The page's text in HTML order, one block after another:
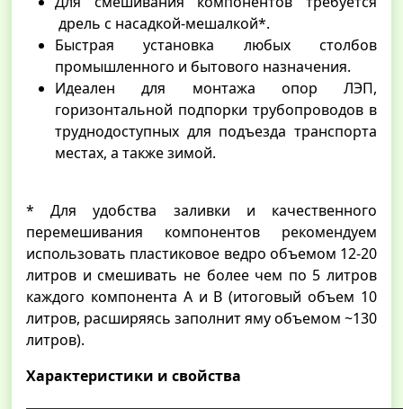
дрель с насадкой-мешалкой*.
Быстрая установка любых столбов
промышленного и бытового назначения.
Идеален для монтажа опор ЛЭП,
горизонтальной подпорки трубопроводов в
труднодоступных для подъезда транспорта
местах, а также зимой.
* Для удобства заливки и качественного
перемешивания компонентов рекомендуем
использовать пластиковое ведро объемом 12-20
литров и смешивать не более чем по 5 литров
каждого компонента А и В (итоговый объем 10
литров, расширяясь заполнит яму объемом ~130
литров).
Характеристики и свойства